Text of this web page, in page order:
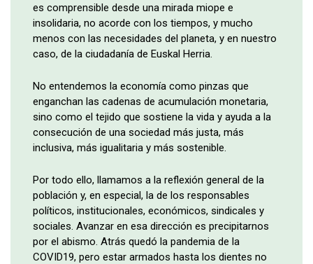
es comprensible desde una mirada miope e
insolidaria, no acorde con los tiempos, y mucho
menos con las necesidades del planeta, y en nuestro
caso, de la ciudadanía de Euskal Herria.
No entendemos la economía como pinzas que
enganchan las cadenas de acumulación monetaria,
sino como el tejido que sostiene la vida y ayuda a la
consecución de una sociedad más justa, más
inclusiva, más igualitaria y más sostenible.
Por todo ello, llamamos a la reflexión general de la
población y, en especial, la de los responsables
políticos, institucionales, económicos, sindicales y
sociales. Avanzar en esa dirección es precipitarnos
por el abismo. Atrás quedó la pandemia de la
COVID19, pero estar armados hasta los dientes no